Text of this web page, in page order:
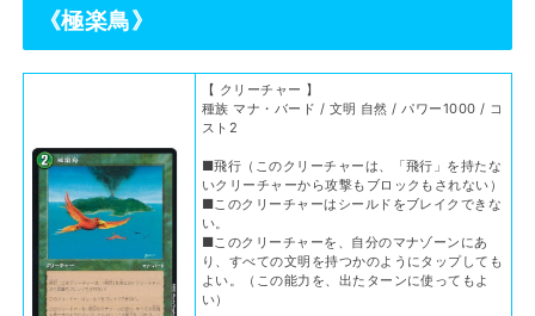
《極楽鳥》
【 クリーチャー 】
種族 マナ・バード / 文明 自然 / パワー1000 / コ
スト2
■飛行（このクリーチャーは、「飛行」を持たな
いクリーチャーから攻撃もブロックもされない）
■このクリーチャーはシールドをブレイクできな
い。
■このクリーチャーを、自分のマナゾーンにあ
り、すべての文明を持つかのようにタップしても
よい。（この能力を、出たターンに使ってもよ
い）